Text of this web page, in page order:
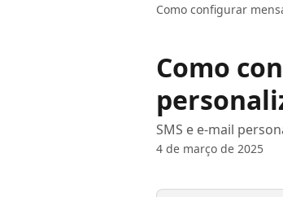
Como configurar
Como
SMS e e-mail
4 de março de 2025